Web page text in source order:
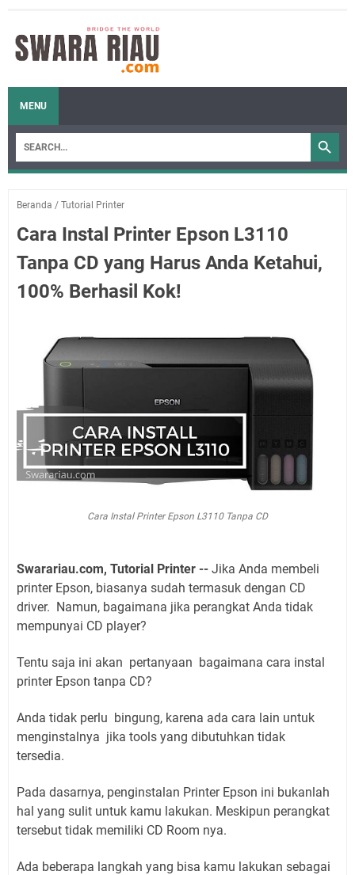
MENU
Beranda / Tutorial Printer
Cara Instal Printer Epson L3110
Tanpa CD yang Harus Anda Ketahui,
100% Berhasil Kok!
Cara Instal Printer Epson L3110 Tanpa CD
Swarariau.com, Tutorial Printer -- Jika Anda membeli
printer Epson, biasanya sudah termasuk dengan CD
driver. Namun, bagaimana jika perangkat Anda tidak
mempunyai CD player?
Tentu saja ini akan pertanyaan bagaimana cara instal
printer Epson tanpa CD?
Anda tidak perlu bingung, karena ada cara lain untuk
menginstalnya jika tools yang dibutuhkan tidak
tersedia.
Pada dasarnya, penginstalan Printer Epson ini bukanlah
hal yang sulit untuk kamu lakukan. Meskipun perangkat
tersebut tidak memiliki CD Room nya.
Ada beberapa langkah yang bisa kamu lakukan sebagai